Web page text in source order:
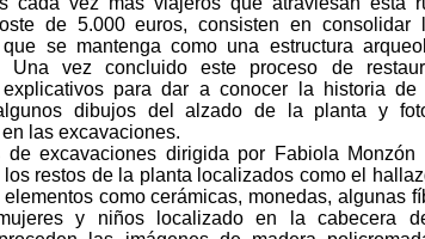
de 5.000 euros, consisten en consolidar
se mantenga como una estructura
Una vez concluido este proceso de
para dar a conocer la historia de
dibujos del alzado de la planta y
las excavaciones.
de excavaciones dirigida por Fabiola Monzón
los restos de la planta localizados como el
como cerámicas, monedas, algunas
y niños localizado en la cabecera